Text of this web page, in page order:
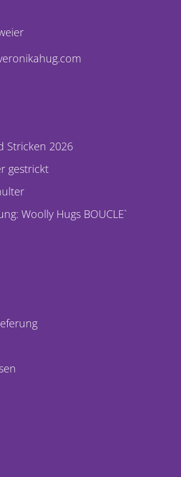
Stricken 2026
gestrickt
Woolly Hugs BOUCLE`